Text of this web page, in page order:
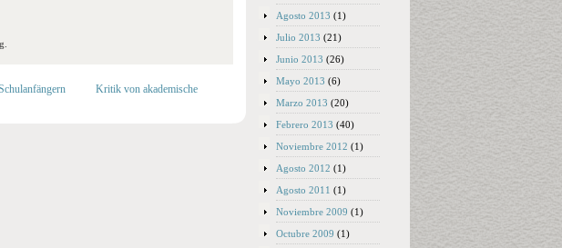
Kritik von akademische
Agosto 2013 (1)
Julio 2013 (21)
Junio 2013 (26)
Mayo 2013 (6)
Marzo 2013 (20)
Febrero 2013 (40)
Noviembre 2012 (1)
Agosto 2012 (1)
Agosto 2011 (1)
Noviembre 2009 (1)
Octubre 2009 (1)